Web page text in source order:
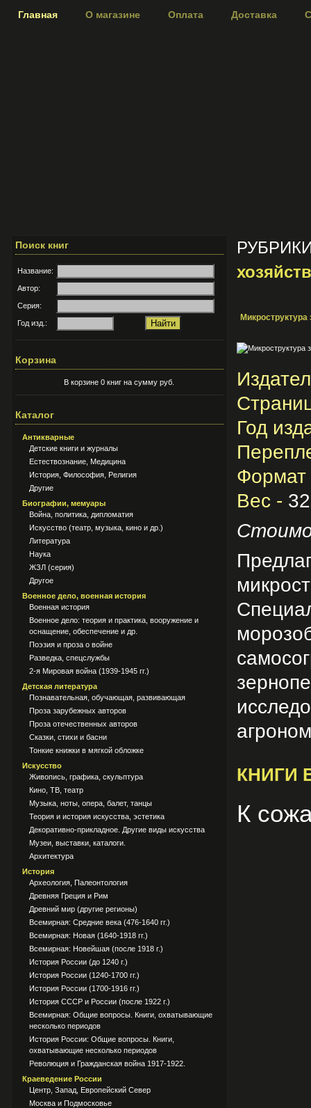
Главная О магазине Оплата Доставка
Поиск книг
Название:
Автор:
Серия:
Год изд.:
Корзина
В корзине 0 книг на сумму руб.
Каталог
Антикварные
Детские книги и журналы
Естествознание, Медицина
История, Философия, Религия
Другие
Биографии, мемуары
Война, политика, дипломатия
Искусство (театр, музыка, кино и др.)
Литература
Наука
ЖЗЛ (серия)
Другое
Военное дело, военная история
Военная история
Военное дело: теория и практика, вооружение и
оснащение, обеспечение и др.
Поэзия и проза о войне
Разведка, спецслужбы
2-я Мировая война (1939-1945 гг.)
Детская литература
Познавательная, обучающая, развивающая
Проза зарубежных авторов
Проза отечественных авторов
Сказки, стихи и басни
Тонкие книжки в мягкой обложке
Искусство
Живопись, графика, скульптура
Кино, ТВ, театр
Музыка, ноты, опера, балет, танцы
Теория и история искусства, эстетика
Декоративно-прикладное. Другие виды искусства
Музеи, выставки, каталоги.
Архитектура
История
Археология, Палеонтология
Древняя Греция и Рим
Древний мир (другие регионы)
Всемирная: Средние века (476-1640 гг.)
Всемирная: Новая (1640-1918 гг.)
Всемирная: Новейшая (после 1918 г.)
История России (до 1240 г.)
История России (1240-1700 гг.)
История России (1700-1916 гг.)
История СССР и России (после 1922 г.)
Всемирная: Общие вопросы. Книги, охватывающие
несколько периодов
История России: Общие вопросы. Книги,
охватывающие несколько периодов
Революция и Гражданская война 1917-1922.
Краеведение России
Центр, Запад, Европейский Север
Москва и Подмосковье
Микроструктура
Год
Формат
Вес -
КНИГИ
К